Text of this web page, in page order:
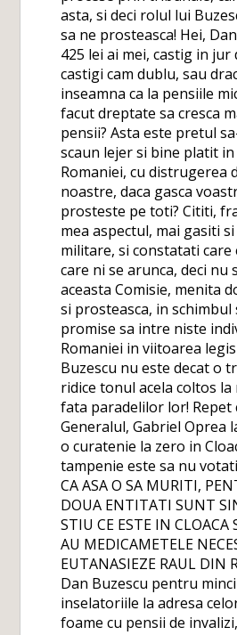
asta, si deci rolul lui
sa ne prosteasca! Hei,
425 lei ai mei, castig in jur
castigi cam dublu, sau
inseamna ca la pensiile
facut dreptate sa cresca
pensii? Asta este pretul
scaun lejer si bine platit
Romaniei, cu distrugerea
noastre, daca gasca
prosteste pe toti? Cititi,
mea aspectul, mai gasiti
militare, si constatati
care ni se arunca, deci nu
aceasta Comisie, menita
si prosteasca, in schimbul
promise sa intre niste
Romaniei in viitoarea
Buzescu nu este decat o
ridice tonul acela coltos la
fata paradelilor lor! Repet
Generalul, Gabriel Oprea
o curatenie la zero in
tampenie este sa nu
CA ASA O SA MURITI,
DOUA ENTITATI SUNT
STIU CE ESTE IN CLOACA
AU MEDICAMETELE
EUTANASIEZE RAUL DIN
Dan Buzescu pentru
inselatoriile la adresa
foame cu pensii de